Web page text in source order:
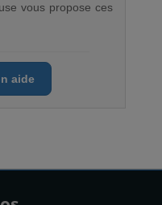
vous propose ces
aide